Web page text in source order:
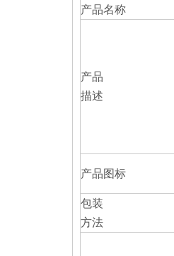
产品名称
产品
描述
产品图标
包装
方法